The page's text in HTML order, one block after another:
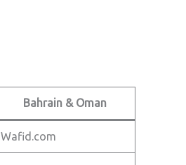
Bahrain & Oman
Wafid.com